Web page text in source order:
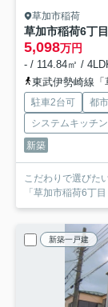
草加市稲荷
草加市稲荷6丁
5,098万円
- / 114.84㎡ /
東武伊勢崎線
駐車2台可 都
システムキッチン
新築
こだわりで選びた
「草加市稲荷6丁
新築一戸建